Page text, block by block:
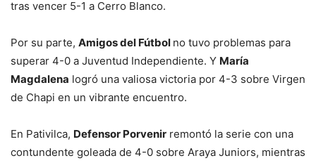
tras vencer 5-1 a Cerro Blanco.
Por su parte, Amigos del Fútbol no tuvo problemas para
superar 4-0 a Juventud Independiente. Y María
Magdalena logró una valiosa victoria por 4-3 sobre Virgen
de Chapi en un vibrante encuentro.
En Pativilca, Defensor Porvenir remontó la serie con una
contundente goleada de 4-0 sobre Araya Juniors, mientras